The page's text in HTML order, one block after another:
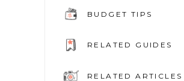
BUDGET TIPS
RELATED GUIDES
RELATED ARTICLES